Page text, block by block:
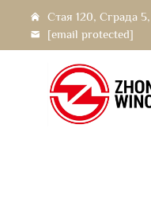
Стая 120, Сграда
[email protected]